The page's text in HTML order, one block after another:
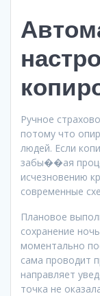
Ручное
потому что
людей. Если
забы��ая
исчезновению
современные
Плановое
сохранение
моментально
сама проводит
направляет
точка не